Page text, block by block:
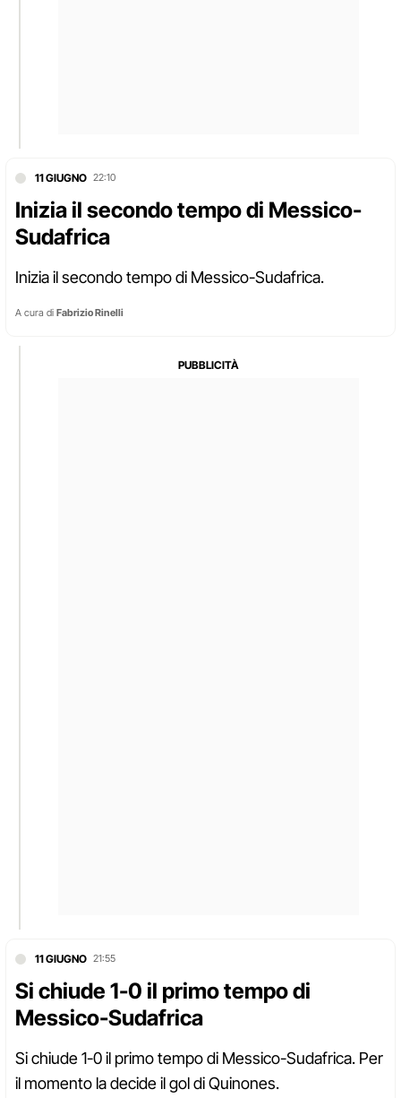
11 GIUGNO 22:10
Inizia il secondo tempo di Messico-
Sudafrica
Inizia il secondo tempo di Messico-Sudafrica.
A cura di Fabrizio Rinelli
11 GIUGNO 21:55
Si chiude 1-0 il primo tempo di
Messico-Sudafrica
Si chiude 1-0 il primo tempo di Messico-Sudafrica. Per
il momento la decide il gol di Quinones.